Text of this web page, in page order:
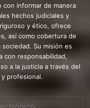
con informar de manera
hechos judiciales y
y ético, ofrece
así como cobertura de
Su misión es
con responsabilidad,
a la justicia a través del
profesional.